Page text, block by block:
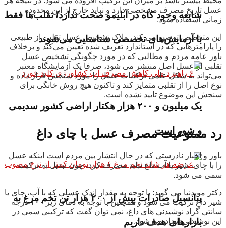
شایعه وجود کاه در آبلیمو صحت ندارد/ تقلب‌ها فقط
با آزمایش‌های تخصصی شناسایی می‌شوند
یک میلیون و ۲۰۰ هزار هکتار اراضی کشور سدیمی
و شور است
پتانسیل صادرات بیش از ۲۰۰ هزار تن تخم مرغ به
بازار‌های هدف داریم
عسل تاریخ مصرف مشخصی دارد و نباید خارج از این محدوده
زمانی استفاده شود.
این متخصص توصیه می کند، ملاک تشخیص عسل تقلبی از طبیعی
را پارامترهایی که در استاندارد تعریف شده تعیین می‌کند و برخلاف
باور عامه مردم و مطالبی که در مورد چگونگی تشخیص عسل
تقلبی از عسل اصل منتشر می شود، صرفا یک آزمایشگاه معتبر
می‌تواند به شکل علمی ترکیبات عسل را مورد سنجش قرار داده و
نوع اصل را از تقلبی متمایز کند و تاکنون هیچ روش خانگی برای
سنجش این موضوع تایید نشده است.
رد ممنوعیت مصرف عسل با چای داغ
باور و اخبار نادرستی که در حال انتشار بین مردم است اینکه عسل
را با چای، شیر یا آب داغ نباید مصرف کرد، چون تبدیل به ترکیب
سمی می شود.
دکتر مویدنیا می گوید: با توجه به مقدار اندک عسلی که با آب، چای یا
شیر داغ ترکیب می شود و همچنین با توجه به دمای زیر ۱۰۰ درجه
سانتی گراد نوشیدنی های داغ، نمی توان گفت که ترکیبی سمی در
این نوشیدنی ایجاد می شود.